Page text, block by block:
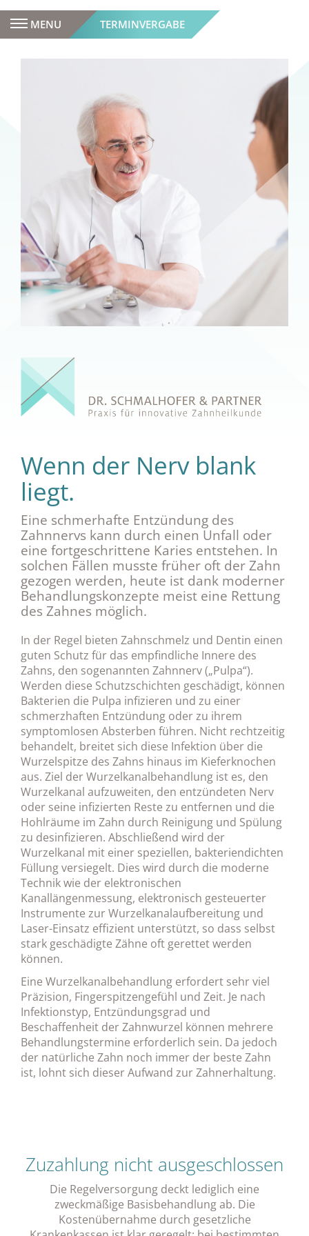
MENU TERMINVERGABE
Wenn der Nerv blank
liegt.
Eine schmerhafte Entzündung des
Zahnnervs kann durch einen Unfall oder
eine fortgeschrittene Karies entstehen. In
solchen Fällen musste früher oft der Zahn
gezogen werden, heute ist dank moderner
Behandlungskonzepte meist eine Rettung
des Zahnes möglich.
In der Regel bieten Zahnschmelz und Dentin einen
guten Schutz für das empfindliche Innere des
Zahns, den sogenannten Zahnnerv („Pulpa“).
Werden diese Schutzschichten geschädigt, können
Bakterien die Pulpa infizieren und zu einer
schmerzhaften Entzündung oder zu ihrem
symptomlosen Absterben führen. Nicht rechtzeitig
behandelt, breitet sich diese Infektion über die
Wurzelspitze des Zahns hinaus im Kieferknochen
aus. Ziel der Wurzelkanalbehandlung ist es, den
Wurzelkanal aufzuweiten, den entzündeten Nerv
oder seine infizierten Reste zu entfernen und die
Hohlräume im Zahn durch Reinigung und Spülung
zu desinfizieren. Abschließend wird der
Wurzelkanal mit einer speziellen, bakteriendichten
Füllung versiegelt. Dies wird durch die moderne
Technik wie der elektronischen
Kanallängenmessung, elektronisch gesteuerter
Instrumente zur Wurzelkanalaufbereitung und
Laser-Einsatz effizient unterstützt, so dass selbst
stark geschädigte Zähne oft gerettet werden
können.
Eine Wurzelkanalbehandlung erfordert sehr viel
Präzision, Fingerspitzengefühl und Zeit. Je nach
Infektionstyp, Entzündungsgrad und
Beschaffenheit der Zahnwurzel können mehrere
Behandlungstermine erforderlich sein. Da jedoch
der natürliche Zahn noch immer der beste Zahn
ist, lohnt sich dieser Aufwand zur Zahnerhaltung.
Zuzahlung nicht ausgeschlossen
Die Regelversorgung deckt lediglich eine
zweckmäßige Basisbehandlung ab. Die
Kostenübernahme durch gesetzliche